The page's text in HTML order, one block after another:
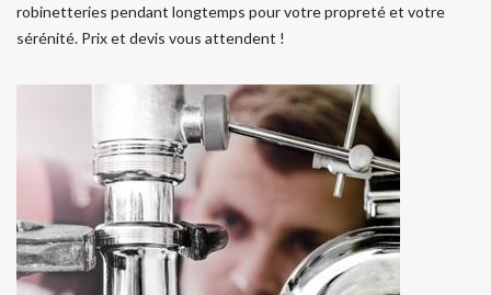
robinetteries pendant longtemps pour votre propreté et votre
sérénité. Prix et devis vous attendent !